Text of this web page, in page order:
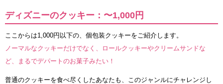
ディズニーのクッキー：〜1,000円
ここからは1,000円以下の、個包装クッキーをご紹介します。
ノーマルなクッキーだけでなく、ロールクッキーやクリームサンドな
ど、まるでデパートのお菓子みたい！
普通のクッキーを食べ尽くしたあなたも、このジャンルにチャレンジし